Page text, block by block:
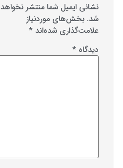
نشانی ایمیل شما منتشر نخواهد
شد. بخش‌های موردنیاز
علامت‌گذاری شده‌اند *
دیدگاه *